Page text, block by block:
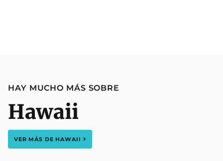
HAY MUCHO MÁS SOBRE
Hawaii
VER MÁS DE HAWAII